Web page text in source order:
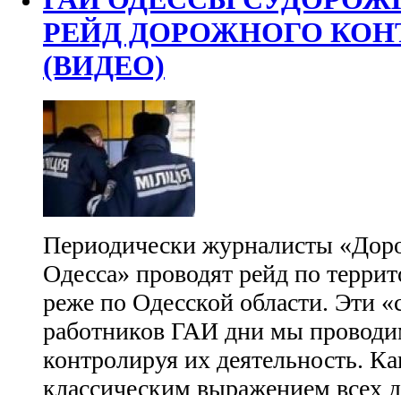
РЕЙД ДОРОЖНОГО
(ВИДЕО)
Периодически журналисты
Одесса» проводят рейд по
реже по Одесской области. Эти
работников ГАИ дни мы
контролируя их деятельность.
классическим выражением всех